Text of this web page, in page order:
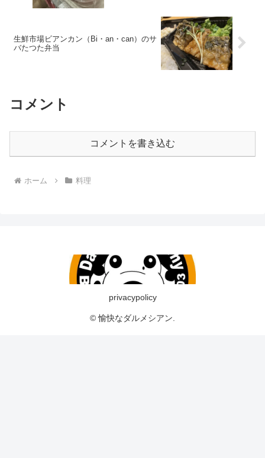
生鮮市場ビアンカン（Bi・an・can）のサ
バたつた弁当
コメント
コメントを書き込む
ホーム 料理
privacypolicy
© 愉快なダルメシアン.